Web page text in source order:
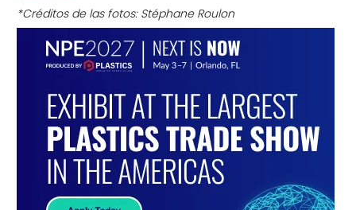
*Créditos de las fotos: Stéphane Roulon